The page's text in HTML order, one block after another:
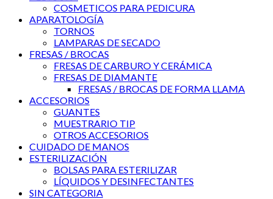
COSMETICOS PARA PEDICURA
APARATOLOGÍA
TORNOS
LAMPARAS DE SECADO
FRESAS / BROCAS
FRESAS DE CARBURO Y CERÁMICA
FRESAS DE DIAMANTE
FRESAS / BROCAS DE FORMA LLAMA
ACCESORIOS
GUANTES
MUESTRARIO TIP
OTROS ACCESORIOS
CUIDADO DE MANOS
ESTERILIZACIÓN
BOLSAS PARA ESTERILIZAR
LÍQUIDOS Y DESINFECTANTES
SIN CATEGORIA